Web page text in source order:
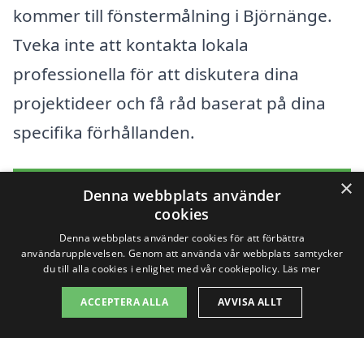
kommer till fönstermålning i Björnänge.
Tveka inte att kontakta lokala
professionella för att diskutera dina
projektideer och få råd baserat på dina
specifika förhållanden.
Få 3 erbjudanden, gratis och utan
Sök efter en
×
Denna webbplats använder
cookies
Denna webbplats använder cookies för att förbättra
användarupplevelsen. Genom att använda vår webbplats samtycker
du till alla cookies i enlighet med vår cookiepolicy. Läs mer
ACCEPTERA ALLA AVVISA ALLT